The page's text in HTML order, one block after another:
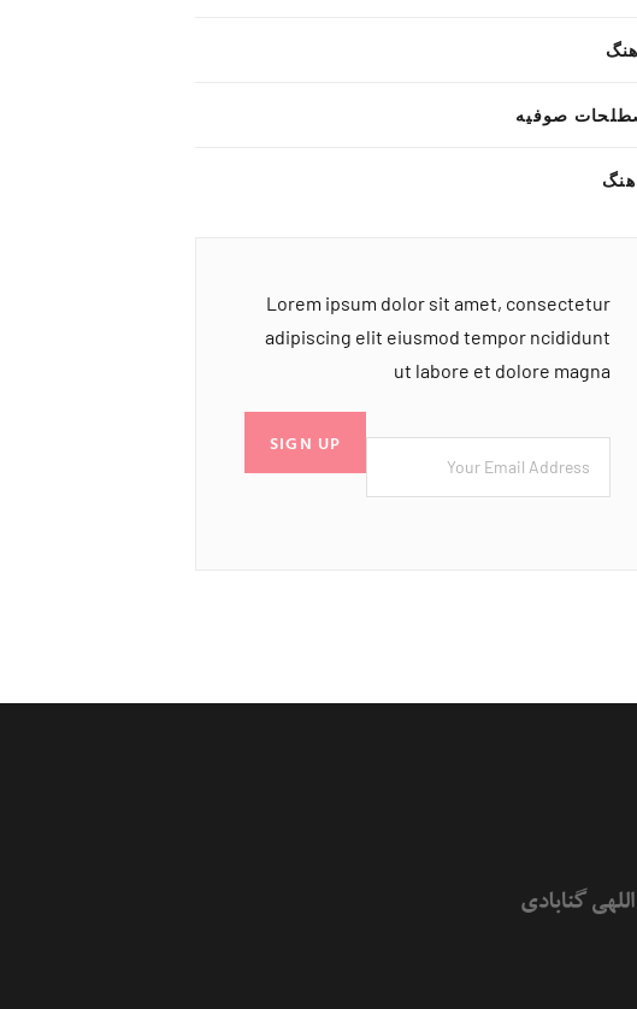
صوفیه
Lorem ipsum dolor sit amet, consectetur
adipiscing elit eiusmod tempor ncididunt
ut labore et dolore magna
SIGN UP